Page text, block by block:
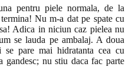
pentru piele normala, de la
Nu m-a dat pe spate cu
Adica in niciun caz pielea nu
se lauda pe ambalaj. A doua
pare mai hidratanta cea cu
gandesc; nu stiu daca fac parte